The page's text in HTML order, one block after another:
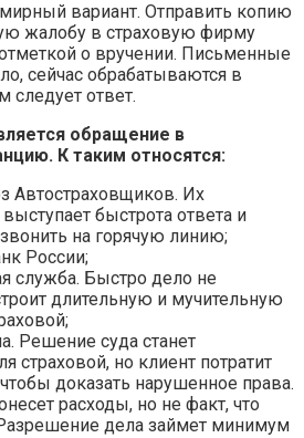
вариант. Отправить копию
жалобу в страховую фирму
о вручении. Письменные
сейчас обрабатываются в
следует ответ.
обращение в
К таким относятся:
Автостраховщиков. Их
быстрота ответа и
на горячую линию;
России;
служба. Быстро дело не
длительную и мучительную
Решение суда станет
страховой, но клиент потратит
доказать нарушенное права.
расходы, но не факт, что
дела займет минимум